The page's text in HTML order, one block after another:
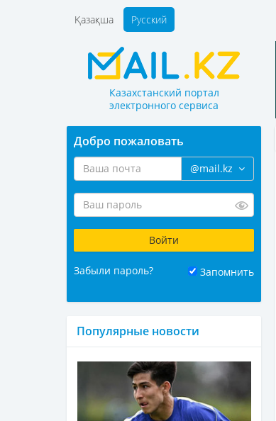
Қазақша Русский
Казахстанский портал
электронного сервиса
Добро пожаловать
@mail.kz
Забыли пароль? Запомнить
Популярные новости